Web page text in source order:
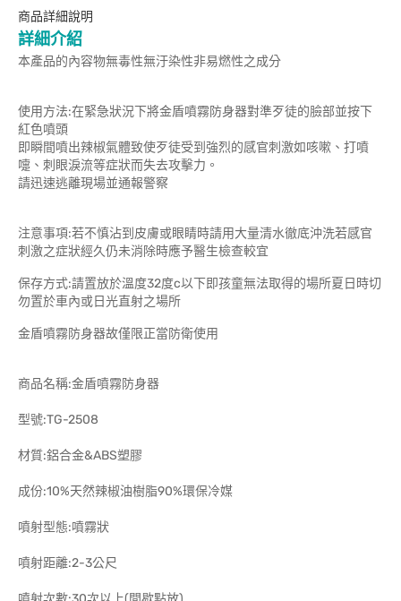
商品詳細說明
詳細介紹
本產品的內容物無毒性無汙染性非易燃性之成分
使用方法:在緊急狀況下將金盾噴霧防身器對準歹徒的臉部並按下
紅色噴頭
即瞬間噴出辣椒氣體致使歹徒受到強烈的感官刺激如咳嗽、打噴
嚏、刺眼淚流等症狀而失去攻擊力。
請迅速逃離現場並通報警察
注意事項:若不慎沾到皮膚或眼睛時請用大量清水徹底沖洗若感官
刺激之症狀經久仍未消除時應予醫生檢查較宜
保存方式:請置放於溫度32度c以下即孩童無法取得的場所夏日時切
勿置於車內或日光直射之場所
金盾噴霧防身器故僅限正當防衛使用
商品名稱:金盾噴霧防身器
型號:TG-2508
材質:鋁合金&ABS塑膠
成份:10%天然辣椒油樹脂90%環保冷媒
噴射型態:噴霧狀
噴射距離:2-3公尺